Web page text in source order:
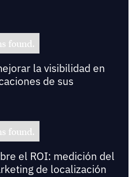
found.
la visibilidad en
de sus
found.
el ROI: medición del
de localización